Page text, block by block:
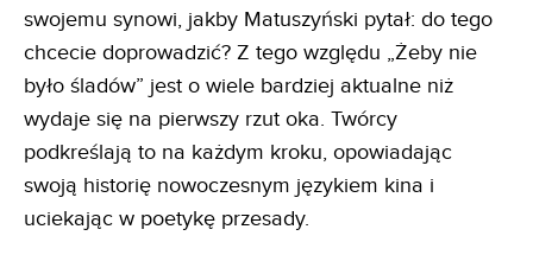
swojemu synowi, jakby Matuszyński pytał: do tego
chcecie doprowadzić? Z tego względu „Żeby nie
było śladów” jest o wiele bardziej aktualne niż
wydaje się na pierwszy rzut oka. Twórcy
podkreślają to na każdym kroku, opowiadając
swoją historię nowoczesnym językiem kina i
uciekając w poetykę przesady.